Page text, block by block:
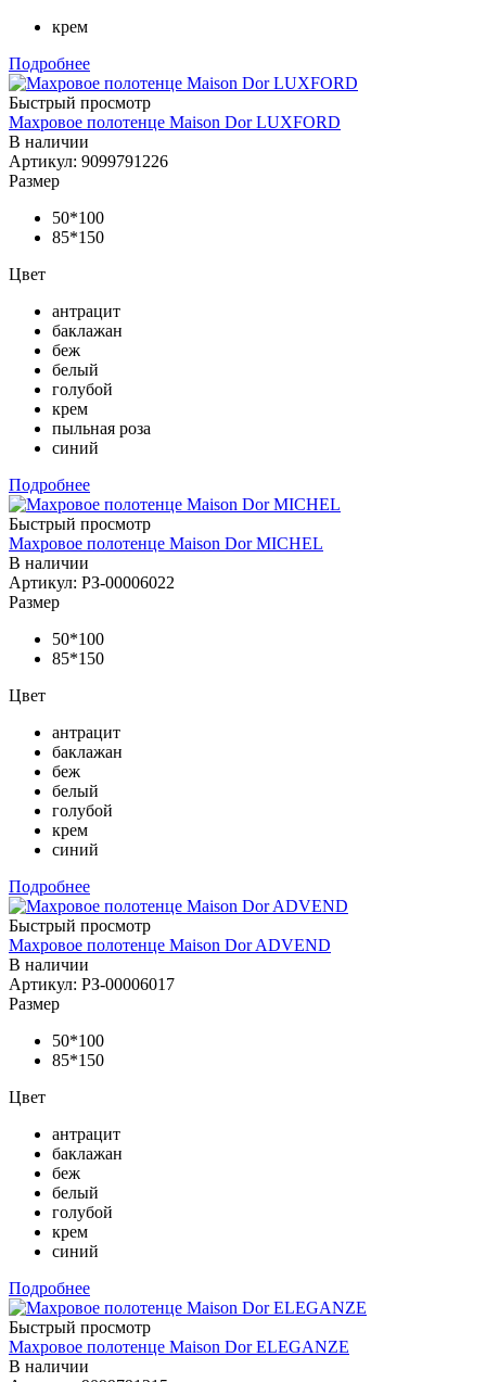
крем
Подробнее
Быстрый просмотр
Махровое полотенце Maison Dor LUXFORD
В наличии
Артикул: 9099791226
Размер
50*100
85*150
Цвет
антрацит
баклажан
беж
белый
голубой
крем
пыльная роза
синий
Подробнее
Быстрый просмотр
Махровое полотенце Maison Dor MICHEL
В наличии
Артикул: РЗ-00006022
Размер
50*100
85*150
Цвет
антрацит
баклажан
беж
белый
голубой
крем
синий
Подробнее
Быстрый просмотр
Махровое полотенце Maison Dor ADVEND
В наличии
Артикул: РЗ-00006017
Размер
50*100
85*150
Цвет
антрацит
баклажан
беж
белый
голубой
крем
синий
Подробнее
Быстрый просмотр
Махровое полотенце Maison Dor ELEGANZE
В наличии